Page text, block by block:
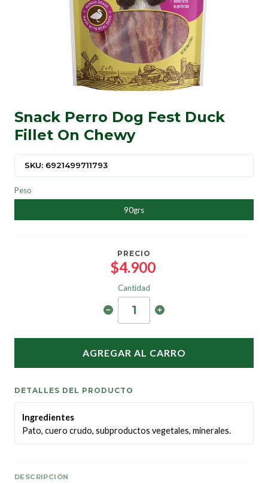
Snack Perro Dog Fest Duck
Fillet On Chewy
SKU: 6921499711793
Peso
90grs
PRECIO
$4.900
Cantidad
AGREGAR AL CARRO
DETALLES DEL PRODUCTO
Ingredientes
Pato, cuero crudo, subproductos vegetales, minerales.
DESCRIPCIÓN